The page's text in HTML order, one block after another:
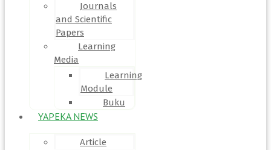
Journals
and Scientific
Papers
Learning
Media
Learning
Module
Buku
YAPEKA NEWS
Article